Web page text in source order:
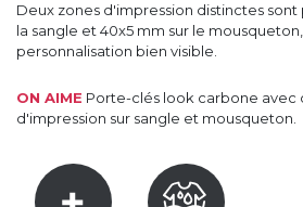
Deux zones d'impression distinctes sont
la sangle et 40x5 mm sur le
personnalisation bien visible.
ON AIME Porte-clés look carbone avec
d'impression sur sangle et mousqueton.